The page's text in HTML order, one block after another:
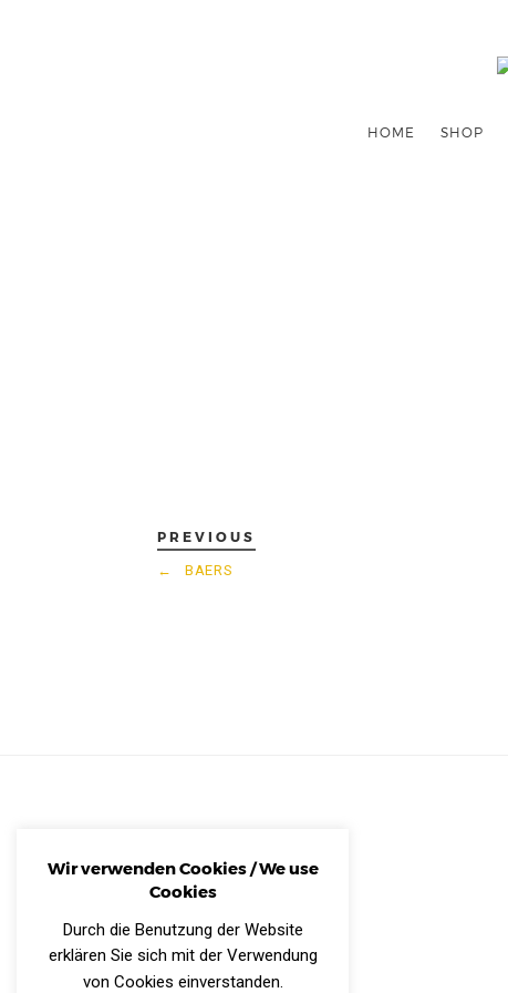
HOME SHOP
PREVIOUS
← BAERS
Wir verwenden Cookies / We use
Cookies
Durch die Benutzung der Website
erklären Sie sich mit der Verwendung
von Cookies einverstanden.